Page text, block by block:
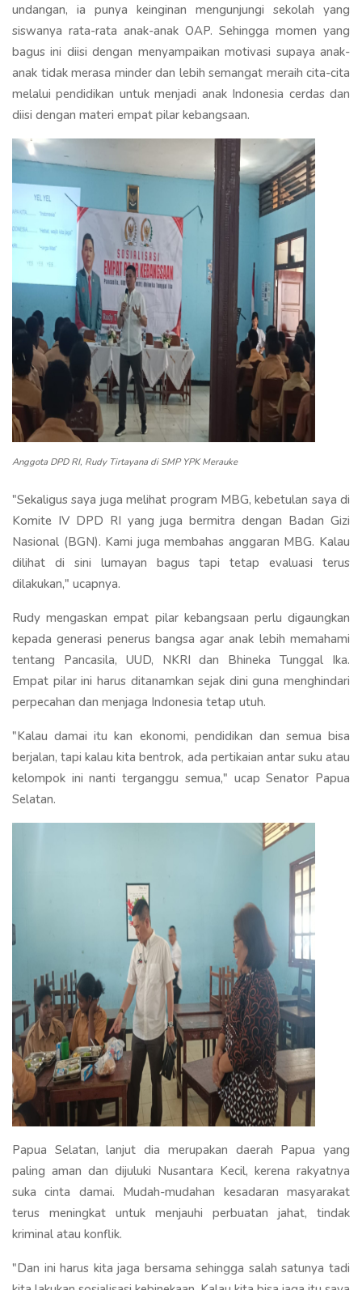
undangan, ia punya keinginan mengunjungi sekolah yang
siswanya rata-rata anak-anak OAP. Sehingga momen yang
bagus ini diisi dengan menyampaikan motivasi supaya anak-
anak tidak merasa minder dan lebih semangat meraih cita-cita
melalui pendidikan untuk menjadi anak Indonesia cerdas dan
diisi dengan materi empat pilar kebangsaan.
Anggota DPD RI, Rudy Tirtayana di SMP YPK Merauke
"Sekaligus saya juga melihat program MBG, kebetulan saya di
Komite IV DPD RI yang juga bermitra dengan Badan Gizi
Nasional (BGN). Kami juga membahas anggaran MBG. Kalau
dilihat di sini lumayan bagus tapi tetap evaluasi terus
dilakukan," ucapnya.
Rudy mengaskan empat pilar kebangsaan perlu digaungkan
kepada generasi penerus bangsa agar anak lebih memahami
tentang Pancasila, UUD, NKRI dan Bhineka Tunggal Ika.
Empat pilar ini harus ditanamkan sejak dini guna menghindari
perpecahan dan menjaga Indonesia tetap utuh.
"Kalau damai itu kan ekonomi, pendidikan dan semua bisa
berjalan, tapi kalau kita bentrok, ada pertikaian antar suku atau
kelompok ini nanti terganggu semua," ucap Senator Papua
Selatan.
Papua Selatan, lanjut dia merupakan daerah Papua yang
paling aman dan dijuluki Nusantara Kecil, kerena rakyatnya
suka cinta damai. Mudah-mudahan kesadaran masyarakat
terus meningkat untuk menjauhi perbuatan jahat, tindak
kriminal atau konflik.
"Dan ini harus kita jaga bersama sehingga salah satunya tadi